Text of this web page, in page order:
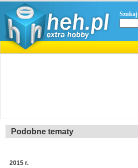
Szukaj
Podobne tematy
2015 r.